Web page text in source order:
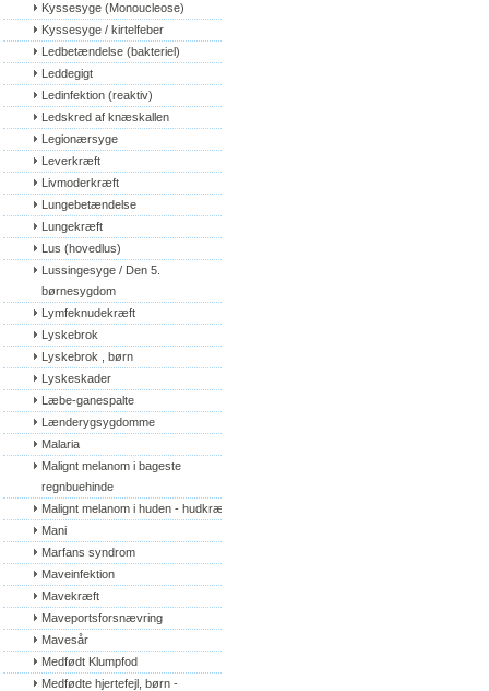
Kyssesyge (Monoucleose)
Kyssesyge / kirtelfeber
Ledbetændelse (bakteriel)
Leddegigt
Ledinfektion (reaktiv)
Ledskred af knæskallen
Legionærsyge
Leverkræft
Livmoderkræft
Lungebetændelse
Lungekræft
Lus (hovedlus)
Lussingesyge / Den 5.
børnesygdom
Lymfeknudekræft
Lyskebrok
Lyskebrok , børn
Lyskeskader
Læbe-ganespalte
Lænderygsygdomme
Malaria
Malignt melanom i bageste
regnbuehinde
Malignt melanom i huden - hudkræft
Mani
Marfans syndrom
Maveinfektion
Mavekræft
Maveportsforsnævring
Mavesår
Medfødt Klumpfod
Medfødte hjertefejl, børn -